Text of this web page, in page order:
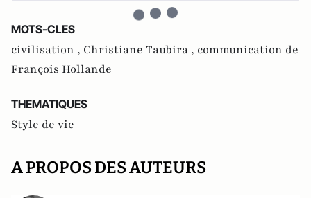
MOTS-CLES
civilisation , Christiane Taubira , communication de
François Hollande
THEMATIQUES
Style de vie
A PROPOS DES AUTEURS